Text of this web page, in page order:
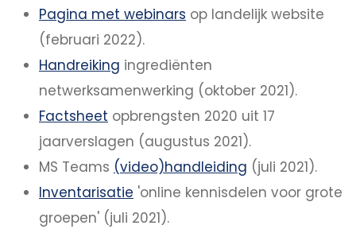
Pagina met webinars op landelijk website
(februari 2022).
Handreiking ingrediënten
netwerksamenwerking (oktober 2021).
Factsheet opbrengsten 2020 uit 17
jaarverslagen (augustus 2021).
MS Teams (video)handleiding (juli 2021).
Inventarisatie 'online kennisdelen voor grote
groepen' (juli 2021).